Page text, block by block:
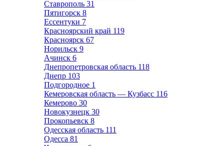
Ставрополь 31
Пятигорск 8
Ессентуки 7
Красноярский край 119
Красноярск 67
Норильск 9
Ачинск 6
Днепропетровская область 118
Днепр 103
Подгородное 1
Кемеровская область — Кузбасс 116
Кемерово 30
Новокузнецк 30
Прокопьевск 8
Одесская область 111
Одесса 81